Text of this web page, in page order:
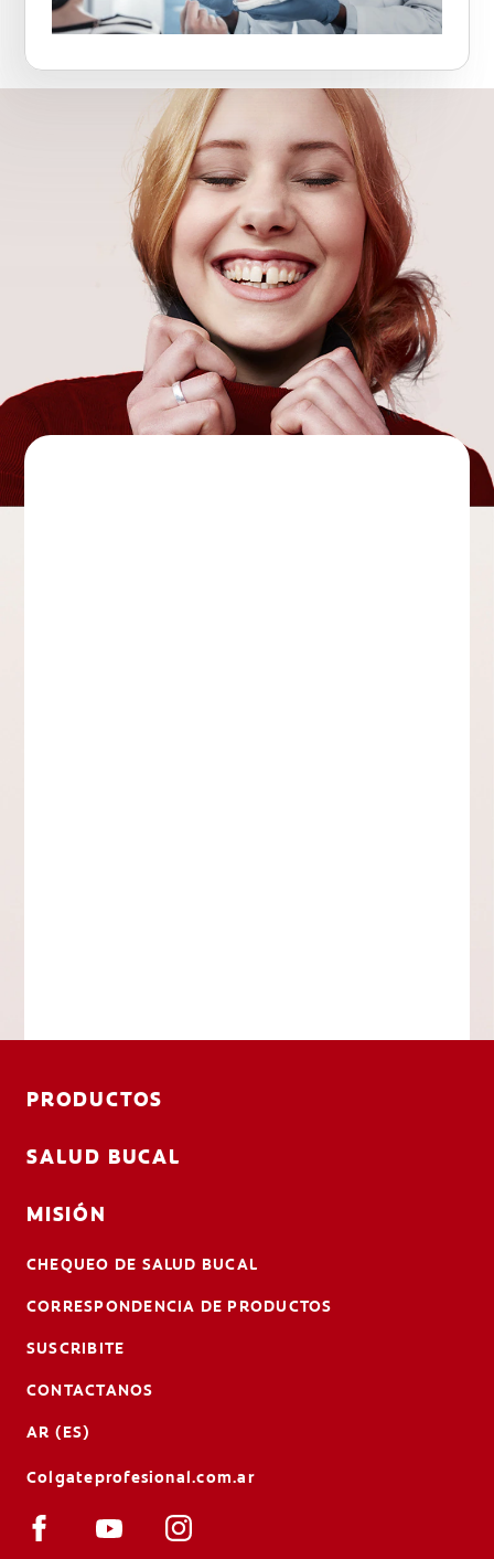
PRODUCTOS
SALUD BUCAL
MISIÓN
CHEQUEO DE SALUD BUCAL
CORRESPONDENCIA DE PRODUCTOS
SUSCRIBITE
CONTACTANOS
AR (ES)
Colgateprofesional.com.ar